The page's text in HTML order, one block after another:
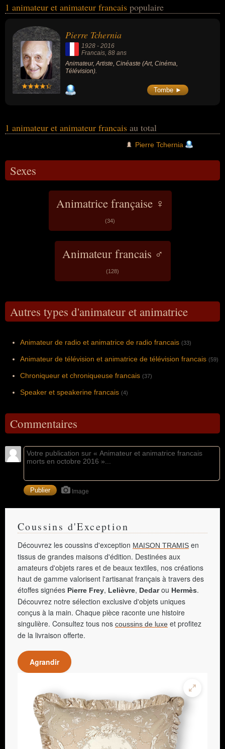
l'art, du cinéma ou de la télévision. Ces célébrités peuvent
1 animateur et animateur francais populaire
Pierre Tchernia
1928 - 2016
Francais, 88 ans
Animateur, Artiste, Cinéaste (Art, Cinéma,
Télévision).
Tombe ►
1 animateur et animateur francais au total
Pierre Tchernia
Sexes
Animatrice française ♀
(34)
Animateur francais ♂
(128)
Autres types d'animateur et animatrice
Animateur de radio et animatrice de radio francais (33)
Animateur de télévision et animatrice de télévision francais (59)
Chroniqueur et chroniqueuse francais (37)
Speaker et speakerine francais (4)
Commentaires
Image
Coussins d'Exception
Découvrez les coussins d'exception MAISON TRAMIS en
tissus de grandes maisons d'édition. Destinées aux
amateurs d'objets rares et de beaux textiles, nos créations
haut de gamme valorisent l'artisanat français à travers des
étoffes signées Pierre Frey, Lelièvre, Dedarou Hermès.
Découvrez notre sélection exclusive d'objets uniques
conçus à la main. Chaque pièce raconte une histoire
singulière. Consultez tous nos coussins de luxe et profitez
de la livraison offerte.
Agrandir